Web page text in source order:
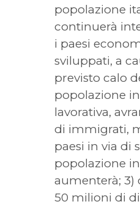
popolazione
continuerà
i paesi
sviluppati, a
previsto calo
popolazione
lavorativa,
di immigrati,
paesi in via di
popolazione
aumenterà; 3)
50 milioni di